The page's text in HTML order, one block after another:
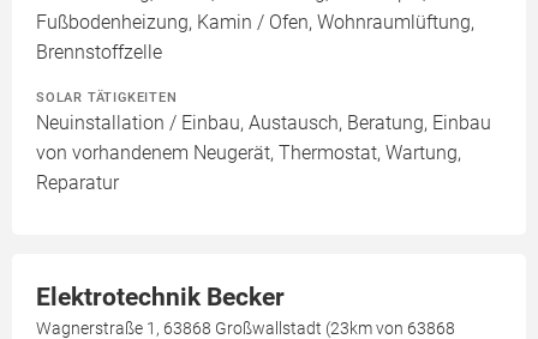
Fußbodenheizung, Kamin / Ofen, Wohnraumlüftung,
Brennstoffzelle
SOLAR TÄTIGKEITEN
Neuinstallation / Einbau, Austausch, Beratung, Einbau
von vorhandenem Neugerät, Thermostat, Wartung,
Reparatur
Elektrotechnik Becker
Wagnerstraße 1, 63868 Großwallstadt (23km von 63868